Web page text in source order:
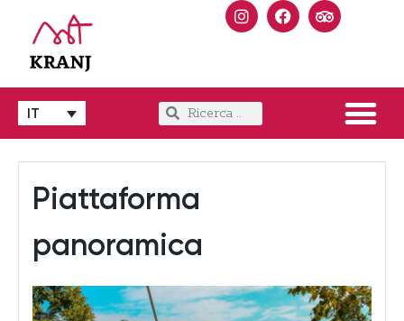
IT
Piattaforma
panoramica